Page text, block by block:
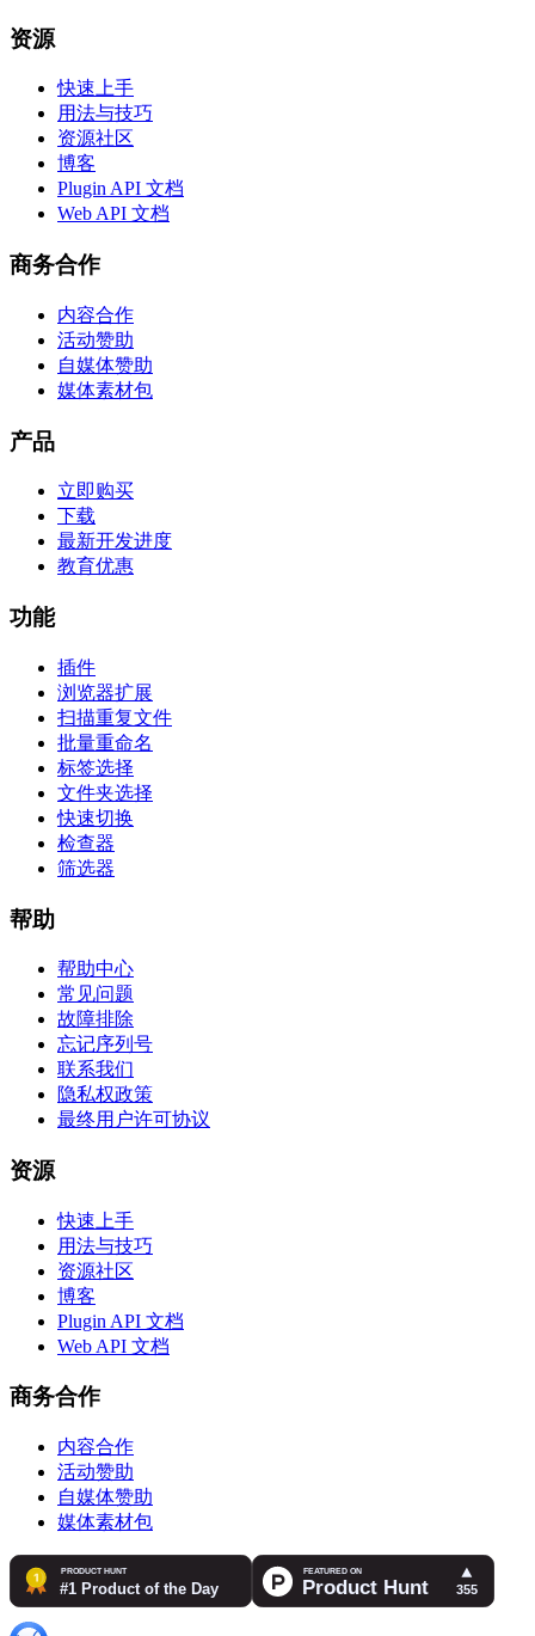
资源
快速上手
用法与技巧
资源社区
博客
Plugin API 文档
Web API 文档
商务合作
内容合作
活动赞助
自媒体赞助
媒体素材包
产品
立即购买
下载
最新开发进度
教育优惠
功能
插件
浏览器扩展
扫描重复文件
批量重命名
标签选择
文件夹选择
快速切换
检查器
筛选器
帮助
帮助中心
常见问题
故障排除
忘记序列号
联系我们
隐私权政策
最终用户许可协议
资源
快速上手
用法与技巧
资源社区
博客
Plugin API 文档
Web API 文档
商务合作
内容合作
活动赞助
自媒体赞助
媒体素材包